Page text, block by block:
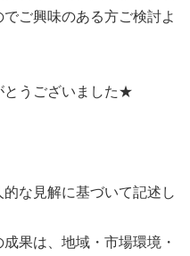
ご興味のある方ご検討よ
とうございました★
な見解に基づいて記述し
果は、地域・市場環境・